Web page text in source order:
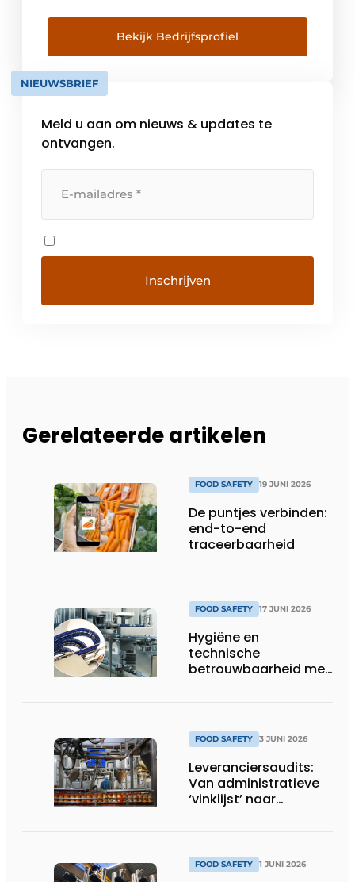
productie van levensmiddelen worden dan
ook bijzonder hoge eisen gesteld aan de
technische componenten die in de ma­
chines worden gebruikt en aan het
onderhoud en de service daarvan.
Bekijk Bedrijfsprofiel
NIEUWSBRIEF
Meld u aan om nieuws & updates te
ontvangen.
Gerelateerde artikelen
FOOD SAFETY 19 JUNI 2026
De puntjes verbinden:
end-to-end
traceerbaarheid
FOOD SAFETY 17 JUNI 2026
Hygiëne en
technische
betrouwbaarheid met
FOOD SAFETY 3 JUNI 2026
Leveranciersaudits:
Van administratieve
‘vinklijst’ naar
FOOD SAFETY 1 JUNI 2026